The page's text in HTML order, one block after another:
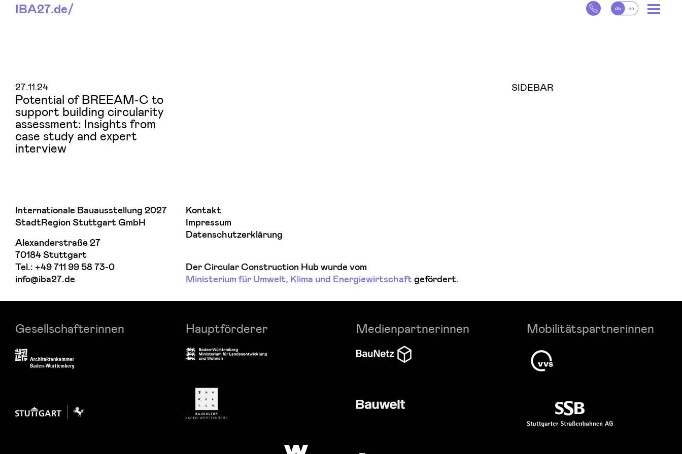
IBA27.de/
27.11.24
Potential of BREEAM-C to
support building circularity
assessment: Insights from
case study and expert
interview
SIDEBAR
Internationale Bauausstellung 2027
StadtRegion Stuttgart GmbH
Alexanderstraße 27
70184 Stuttgart
Tel.: +49 711 99 58 73-0
info@iba27.de
Kontakt
Impressum
Datenschutzerklärung
Der Circular Construction Hub wurde vom
Ministerium für Umwelt, Klima und Energiewirtschaft gefördert.
Gesellschafterinnen Hauptförderer Medienpartnerinnen Mobilitätspartnerinnen